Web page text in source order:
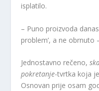
isplatilo.
– Puno proizvoda
problem’, a ne obrnuto
Jednostavno rečeno,
pokretanje-tvrtka koja
Osnovan prije osam